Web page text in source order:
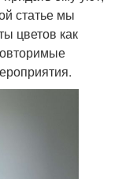
статье мы
цветов как